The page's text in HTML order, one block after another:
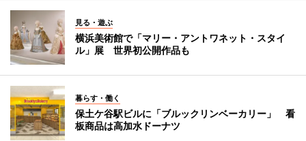
見る・遊ぶ
横浜美術館で「マリー・アントワネット・スタイ
ル」展 世界初公開作品も
暮らす・働く
保土ケ谷駅ビルに「ブルックリンベーカリー」 看
板商品は高加水ドーナツ